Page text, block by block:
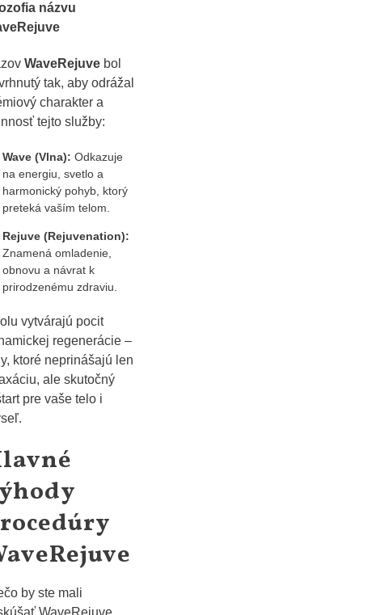
názvu
WaveRejuve bol
tak, aby odrážal
charakter a
tejto služby:
Wave (Vlna): Odkazuje
na energiu, svetlo a
harmonický pohyb, ktorý
preteká vaším telom.
Rejuve (Rejuvenation):
Znamená omladenie,
obnovu a návrat k
prirodzenému zdraviu.
vytvárajú pocit
regenerácie –
ktoré neprinášajú len
ale skutočný
pre vaše telo i
by ste mali